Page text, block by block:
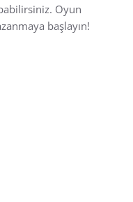
Oyun
başlayın!